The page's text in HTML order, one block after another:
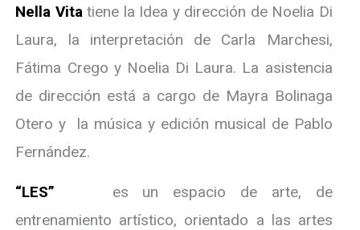
Nella Vitatiene la Idea y dirección de Noelia Di
Laura, la interpretación de Carla Marchesi,
Fátima Crego y Noelia Di Laura. La asistencia
de dirección está a cargo de Mayra Bolinaga
Otero y la música y edición musical de Pablo
Fernández.
“LES” es un espacio de arte, de
entrenamiento artístico, orientado a las artes